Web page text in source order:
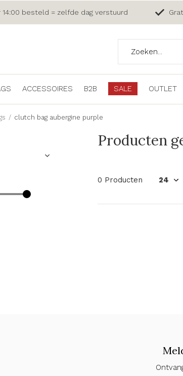
ACCESSOIRES B2B SALE OUTLET
14:00 besteld = zelfde dag verstuurd
clutch bag aubergine purple
Producten
0 Producten